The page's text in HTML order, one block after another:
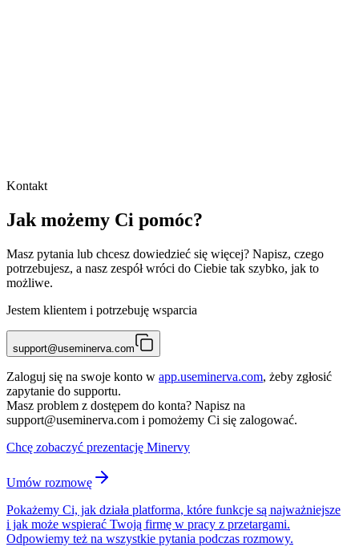
Kontakt
Jak możemy Ci pomóc?
Masz pytania lub chcesz dowiedzieć się więcej? Napisz, czego
potrzebujesz, a nasz zespół wróci do Ciebie tak szybko, jak to
możliwe.
Jestem klientem i potrzebuję wsparcia
support@useminerva.com
Zaloguj się na swoje konto w app.useminerva.com, żeby zgłosić
zapytanie do supportu.
Masz problem z dostępem do konta? Napisz na
support@useminerva.com i pomożemy Ci się zalogować.
Chcę zobaczyć prezentację Minervy
Umów rozmowę
Pokażemy Ci, jak działa platforma, które funkcje są najważniejsze
i jak może wspierać Twoją firmę w pracy z przetargami.
Odpowiemy też na wszystkie pytania podczas rozmowy.